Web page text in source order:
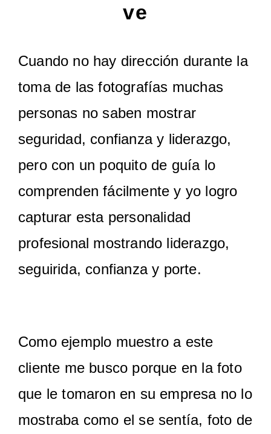
ve
Cuando no hay dirección durante la
toma de las fotografías muchas
personas no saben mostrar
seguridad, confianza y liderazgo,
pero con un poquito de guía lo
comprenden fácilmente y yo logro
capturar esta personalidad
profesional mostrando liderazgo,
seguirida, confianza y porte.
Como ejemplo muestro a este
cliente me busco porque en la foto
que le tomaron en su empresa no lo
mostraba como el se sentía, foto de